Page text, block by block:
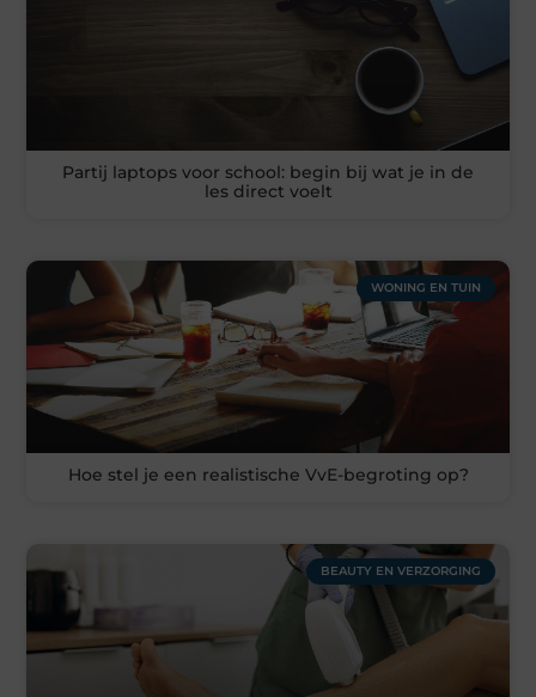
Partij laptops voor school: begin bij wat je in de
les direct voelt
WONING EN TUIN
Hoe stel je een realistische VvE-begroting op?
BEAUTY EN VERZORGING